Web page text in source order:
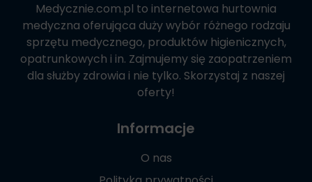
Medycznie.com.pl to internetowa hurtownia
medyczna oferująca duży wybór różnego rodzaju
sprzętu medycznego, produktów higienicznych,
opatrunkowych i in. Zajmujemy się zaopatrzeniem
dla służby zdrowia i nie tylko. Skorzystaj z naszej
oferty!
Informacje
O nas